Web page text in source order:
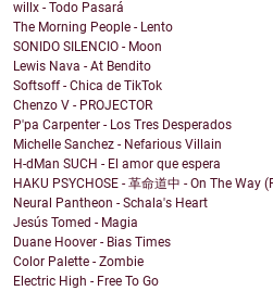
willx - Todo Pasará
The Morning People - Lento
SONIDO SILENCIO - Moon
Lewis Nava - At Bendito
Softsoff - Chica de TikTok
Chenzo V - PROJECTOR
P'pa Carpenter - Los Tres Desperados
Michelle Sanchez - Nefarious Villain
H-dMan SUCH - El amor que espera
HAKU PSYCHOSE - 革命道中 - On The Way
Neural Pantheon - Schala's Heart
Jesús Tomed - Magia
Duane Hoover - Bias Times
Color Palette - Zombie
Electric High - Free To Go